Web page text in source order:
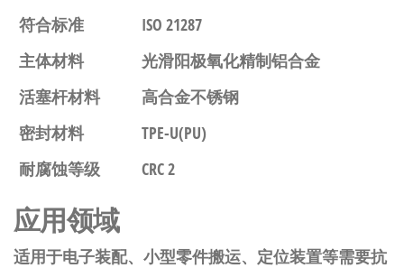
符合标准
ISO 21287
主体材料
光滑阳极氧化精制铝合金
活塞杆材料
高合金不锈钢
密封材料
TPE-U(PU)
耐腐蚀等级
CRC 2
应用领域
适用于电子装配、小型零件搬运、定位装置等需要抗